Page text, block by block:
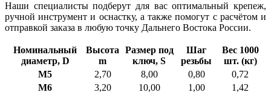
Наши специалисты подберут для вас оптимальный крепеж,
ручной инструмент и оснастку, а также помогут с расчётом и
отправкой заказа в любую точку Дальнего Востока России.
Номинальный
диаметр, D
Высота
m
Размер под
ключ, S
Шаг
резьбы
Вес 1000
шт. (кг)
M5
2,70 8,00 0,80
0,72
M6
3,20 10,00 1,00
1,42